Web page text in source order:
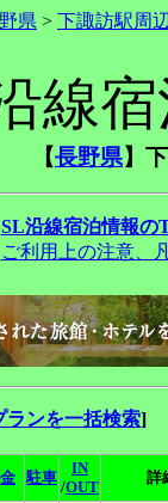
県 > 下諏訪駅周
線
【長野県】
SL沿線宿泊情報の
ご利用上の注意、
ンを一括検索]
駐車
IN
/OUT
詳